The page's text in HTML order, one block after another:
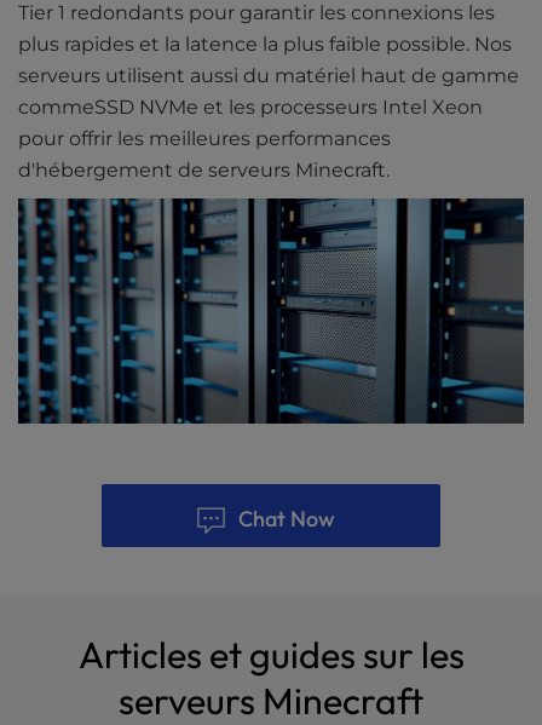
Tier 1 redondants pour garantir les connexions les
plus rapides et la latence la plus faible possible. Nos
serveurs utilisent aussi du matériel haut de gamme
commeSSD NVMe et les processeurs Intel Xeon
pour offrir les meilleures performances
d'hébergement de serveurs Minecraft.
Chat Now
Articles et guides sur les
serveurs Minecraft